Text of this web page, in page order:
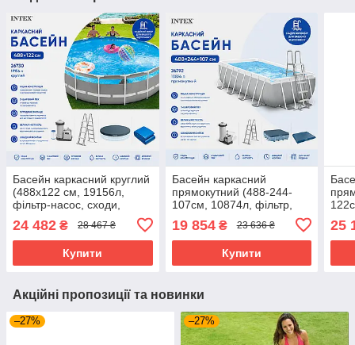
Басейн каркасний круглий
(488x122 см, 19156л,
фільтр-насос, сходи,
26730 Сірий
24 482 ₴ 28 467 ₴
Купити
Басейн каркасний
прямокутний (488-244-
107см, 10874л, фільтр,
Intex 26792 Сірий
19 854₴ 23 636 ₴
Купити
25
Акційні пропозиції та новинки
–27% –27%